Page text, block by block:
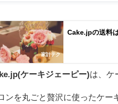
家計テク
Cake.jpの送料
ケーキジェーピー)は、ケ
ンを丸ごと贅沢に使ったケー